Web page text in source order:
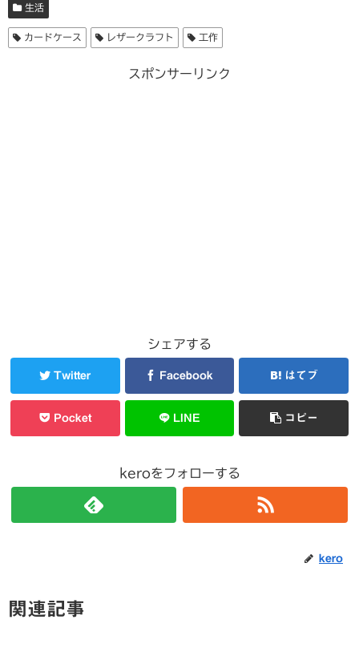
生活
カードケース レザークラフト 工作
スポンサーリンク
シェアする
Twitter Facebook はてブ
Pocket LINE コピー
keroをフォローする
kero
関連記事